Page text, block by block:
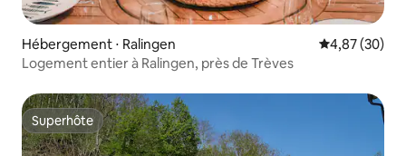
Hébergement ⋅ Ralingen Évaluation
4,87 (30)
Logement entier à Ralingen, près de Trèves
Superhôte
Superhôte